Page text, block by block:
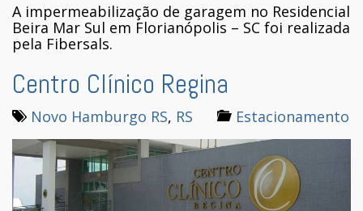
A impermeabilização de garagem no Residencial
Beira Mar Sul em Florianópolis – SC foi realizada
pela Fibersals.
Centro Clínico Regina
Novo Hamburgo RS, RS Estacionamento